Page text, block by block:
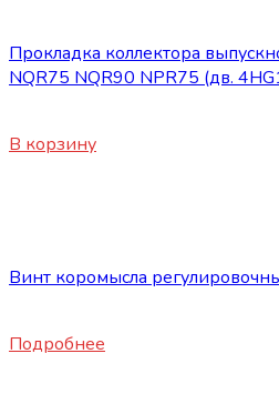
Прокладка коллектора
NQR75 NQR90 NPR75 (дв.
В корзину
Винт коромысла
Подробнее